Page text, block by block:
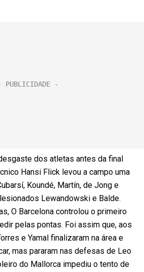
dos atletas antes da final
Hansi Flick levou a campo uma
Koundé, Martín, de Jong e
Lewandowski e Balde.
O Barcelona controlou o primeiro
pelas pontas. Foi assim que, aos
e Yamal finalizaram na área e
mas pararam nas defesas de Leo
do Mallorca impediu o tento de